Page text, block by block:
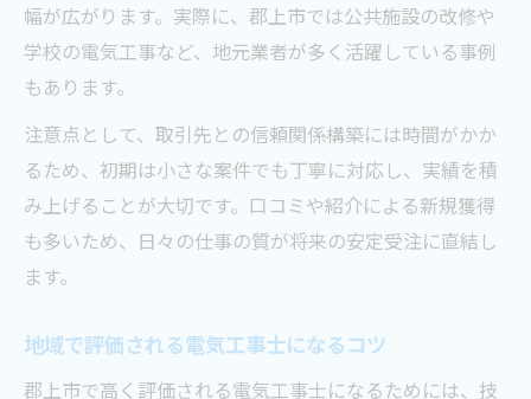
幅が広がります。実際に、郡上市では公共施設の改修や
学校の電気工事など、地元業者が多く活躍している事例
もあります。
注意点として、取引先との信頼関係構築には時間がかか
るため、初期は小さな案件でも丁寧に対応し、実績を積
み上げることが大切です。口コミや紹介による新規獲得
も多いため、日々の仕事の質が将来の安定受注に直結し
ます。
地域で評価される電気工事士になるコツ
郡上市で高く評価される電気工事士になるためには、技